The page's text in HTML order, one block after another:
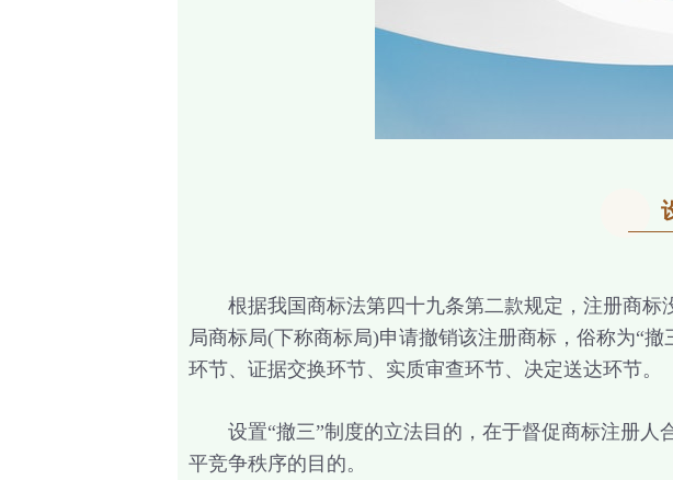
根据我国商标法第四十九条第二款规定，注册商标
局商标局(下称商标局)申请撤销该注册商标，俗称为“
环节、证据交换环节、实质审查环节、决定送达环节。
设置“撤三”制度的立法目的，在于督促商标注册人
平竞争秩序的目的。